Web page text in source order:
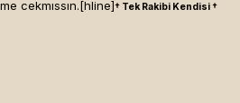
cekmıssın.[hline]† Tek Rakibi Kendisi †